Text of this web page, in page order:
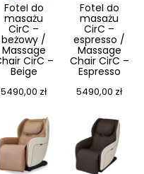
Fotel do
masażu
CirC –
beżowy /
Massage
CirC –
Beige
5490,00 zł
Fotel do
masażu
CirC –
espresso /
Massage
Chair CirC –
Espresso
5490,00 zł